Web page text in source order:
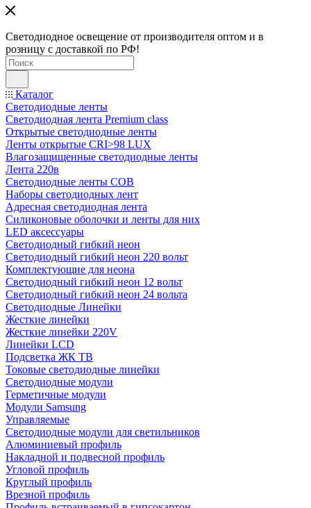
Светодиодное освещение от производителя оптом и в
розницу с доставкой по РФ!
Каталог
Светодиодные ленты
Светодиодная лента Premium class
Открытые светодиодные ленты
Ленты открытые CRI>98 LUX
Влагозащищенные светодиодные ленты
Лента 220в
Светодиодные ленты COB
Наборы светодиодных лент
Адресная светодиодная лента
Силиконовые оболочки и ленты для них
LED аксессуары
Светодиодный гибкий неон
Светодиодный гибкий неон 220 вольт
Комплектующие для неона
Светодиодный гибкий неон 12 вольт
Светодиодный гибкий неон 24 вольта
Светодиодные Линейки
Жесткие линейки
Жесткие линейки 220V
Линейки LCD
Подсветка ЖК ТВ
Токовые светодиодные линейки
Светодиодные модули
Герметичные модули
Модули Samsung
Управляемые
Светодиодные модули для светильников
Алюминиевый профиль
Накладной и подвесной профиль
Угловой профиль
Круглый профиль
Врезной профиль